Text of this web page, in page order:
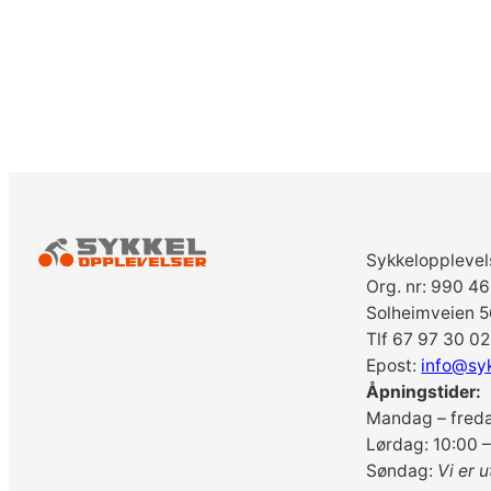
Org. nr: 990
Solheimveien
Tlf 67 97 30 02
Epost:
Åpningstider:
Mandag –
Lørdag: 10:00
Søndag: Vi er